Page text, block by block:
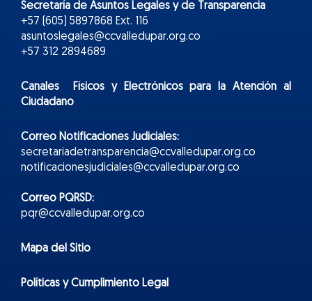
Secretaría de Asuntos Legales y de Transparencia
+57 (605) 5897868 Ext. 116
asuntoslegales@ccvalledupar.org.co
+57 312 2894689
Canales Físicos yElectrónicospara la Atención al
Ciudadano
Correo Notificaciones Judiciales:
secretariadetransparencia@ccvalledupar.org.co
notificacionesjudiciales@ccvalledupar.org.co
Correo PQRSD:
pqr@ccvalledupar.org.co
Mapa del Sitio
Políticas y Cumplimiento Legal